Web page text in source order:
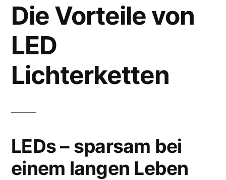
Die Vorteile von
LED
Lichterketten
LEDs – sparsam bei
einem langen Leben